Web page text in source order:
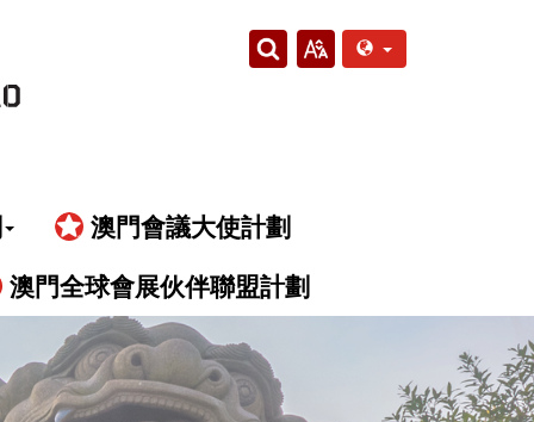
澳門會議大使計劃
澳門全球會展伙伴聯盟計劃